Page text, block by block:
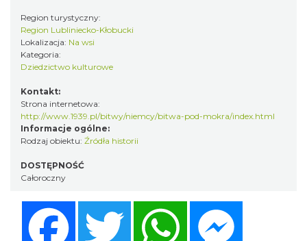
Region turystyczny:
Region Lubliniecko-Kłobucki
Lokalizacja: Na wsi
Kategoria:
Dziedzictwo kulturowe
Kontakt:
Strona internetowa:
http://www.1939.pl/bitwy/niemcy/bitwa-pod-mokra/index.html
Informacje ogólne:
Rodzaj obiektu: Źródła historii
DOSTĘPNOŚĆ
Całoroczny
Twitter WhatsApp